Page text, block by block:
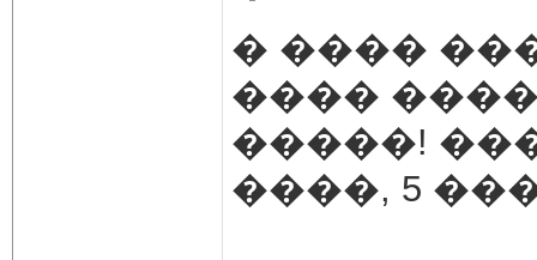
� ����
����
�����!
����, 5